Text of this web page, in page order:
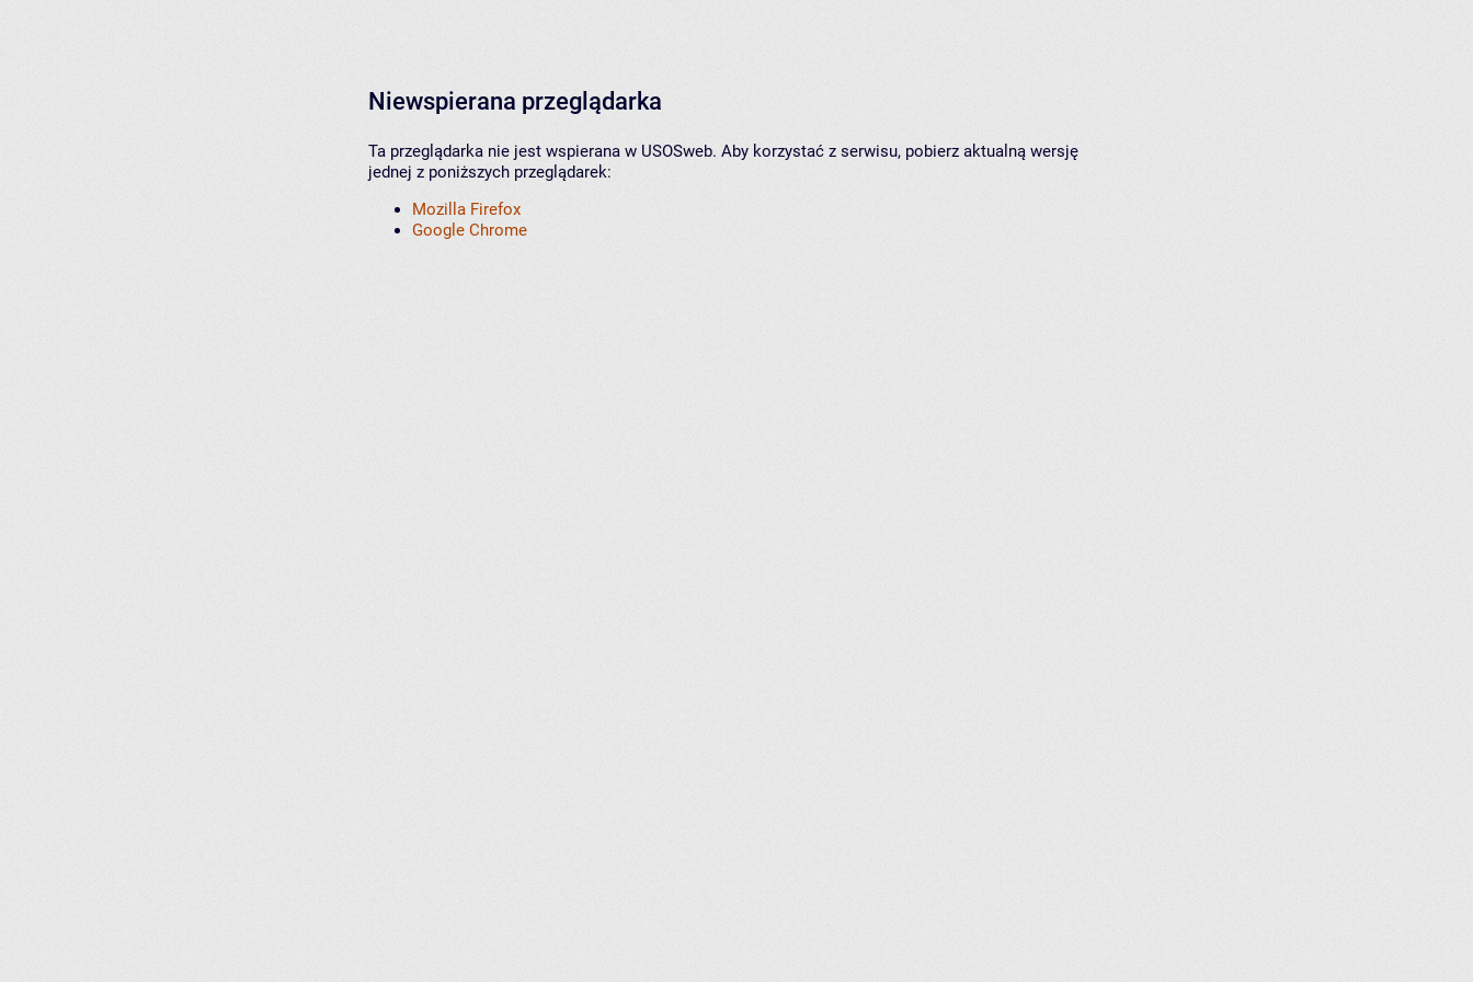
Niewspierana przeglądarka
Ta przeglądarka nie jest wspierana w USOSweb. Aby korzystać z serwisu, pobierz aktualną wersję
jednej z poniższych przeglądarek:
Mozilla Firefox
Google Chrome